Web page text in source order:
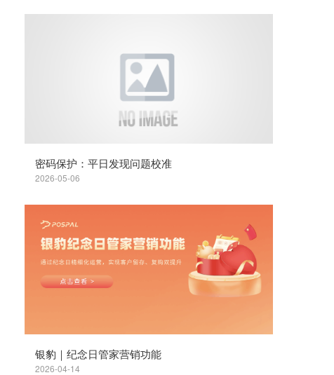
密码保护：平日发现问题校准
2026-05-06
银豹｜纪念日管家营销功能
2026-04-14